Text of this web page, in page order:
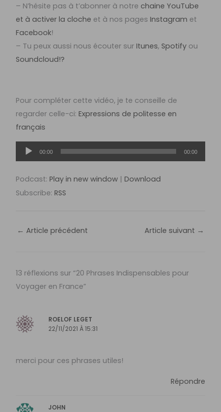
– N’hésite pas à t’abonner à notre chaine YouTube
et à activer la cloche et à nos pagesInstagram et
Facebook!
– Tu peux aussi nous écouter surItunes, Spotify ou
Soundcloud!?
Pour compléter cette vidéo, je te conseille de
regarder celle-ci:Expressions de politesse en
français
Lecteur
audio
00:00 00:00
Podcast:Play in new window |Download
Subscribe:RSS
← Article précédent Article suivant →
13 réflexions sur “20 Phrases Indispensables pour
Voyager en France”
ROELOF LEGET
22/11/2021 À 15:31
merci pour ces phrases utiles!
Répondre
JOHN